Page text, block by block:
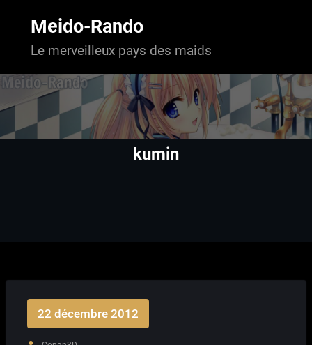
Meido-Rando
Le merveilleux pays des maids
kumin
22 décembre 2012